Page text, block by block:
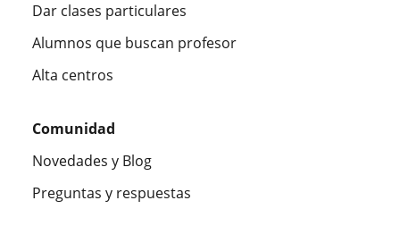
Dar clases particulares
Alumnos que buscan profesor
Alta centros
Comunidad
Novedades y Blog
Preguntas y respuestas